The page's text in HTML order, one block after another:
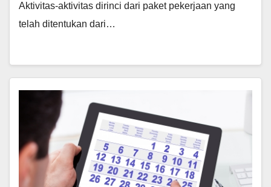
Aktivitas-aktivitas dirinci dari paket pekerjaan yang
telah ditentukan dari…